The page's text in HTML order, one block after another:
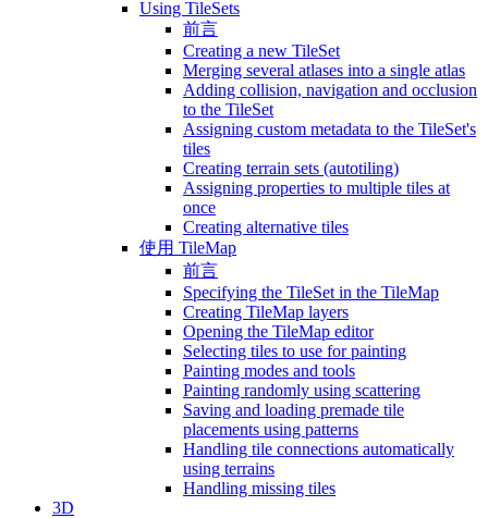
Using TileSets
前言
Creating a new TileSet
Merging several atlases into a single atlas
Adding collision, navigation and occlusion
to the TileSet
Assigning custom metadata to the TileSet's
tiles
Creating terrain sets (autotiling)
Assigning properties to multiple tiles at
once
Creating alternative tiles
使用 TileMap
前言
Specifying the TileSet in the TileMap
Creating TileMap layers
Opening the TileMap editor
Selecting tiles to use for painting
Painting modes and tools
Painting randomly using scattering
Saving and loading premade tile
placements using patterns
Handling tile connections automatically
using terrains
Handling missing tiles
3D